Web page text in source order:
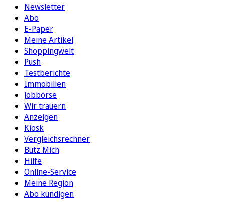
Newsletter
Abo
E-Paper
Meine Artikel
Shoppingwelt
Push
Testberichte
Immobilien
Jobbörse
Wir trauern
Anzeigen
Kiosk
Vergleichsrechner
Bütz Mich
Hilfe
Online-Service
Meine Region
Abo kündigen